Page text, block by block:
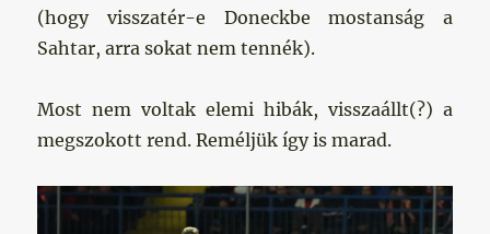
(hogy visszatér-e Doneckbe mostanság a
Sahtar, arra sokat nem tennék).
Most nem voltak elemi hibák, visszaállt(?) a
megszokott rend. Reméljük így is marad.